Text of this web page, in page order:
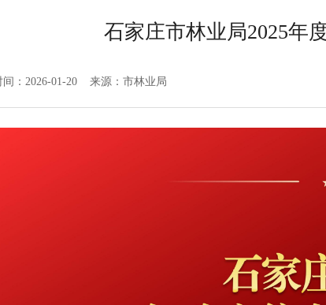
石家庄市林业局2025年
间：2026-01-20 来源：市林业局